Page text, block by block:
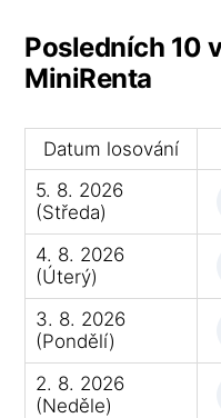
Posledních 10
MiniRenta
Datum losování
5. 8. 2026
(Středa)
4. 8. 2026
(Úterý)
3. 8. 2026
(Pondělí)
2. 8. 2026
(Neděle)